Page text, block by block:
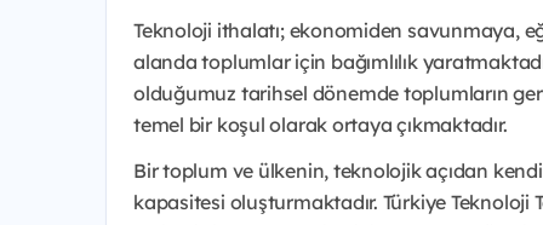
Teknoloji ithalatı; ekonomiden savunmaya,
alanda toplumlar için bağımlılık
olduğumuz tarihsel dönemde toplumların
temel bir koşul olarak ortaya çıkmaktadır.
Bir toplum ve ülkenin, teknolojik açıdan
kapasitesi oluşturmaktadır. Türkiye Teknoloji